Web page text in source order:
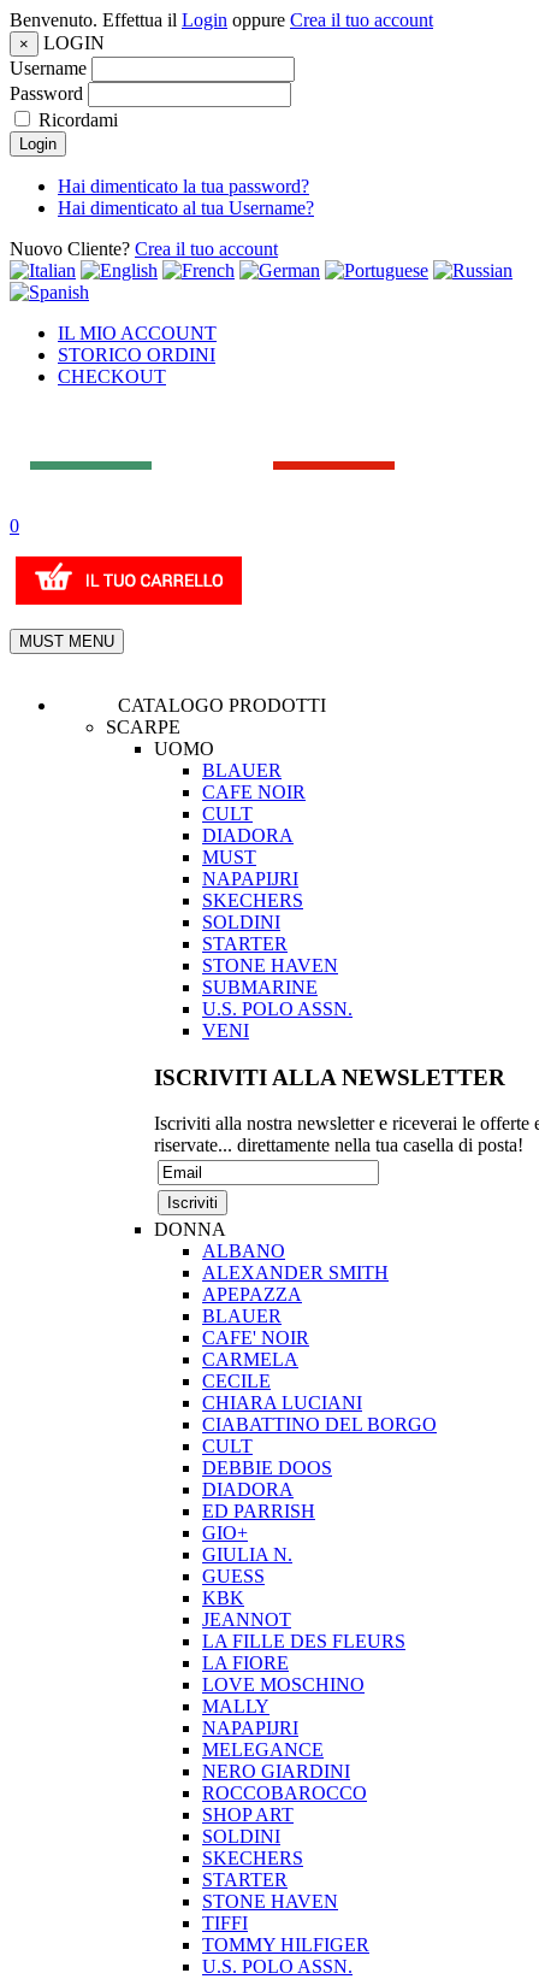
Benvenuto. Effettua il Login oppure Crea il tuo account
×
LOGIN
Username
Password
Ricordami
Login
Hai dimenticato la tua password?
Hai dimenticato al tua Username?
Nuovo Cliente? Crea il tuo account
IL MIO ACCOUNT
STORICO ORDINI
CHECKOUT
0
MUST MENU
CATALOGO PRODOTTI
SCARPE
UOMO
BLAUER
CAFE NOIR
CULT
DIADORA
MUST
NAPAPIJRI
SKECHERS
SOLDINI
STARTER
STONE HAVEN
SUBMARINE
U.S. POLO ASSN.
VENI
ISCRIVITI ALLA NEWSLETTER
Iscriviti alla nostra newsletter e riceverai le offerte
riservate... direttamente nella tua casella di posta!
DONNA
ALBANO
ALEXANDER SMITH
APEPAZZA
BLAUER
CAFE' NOIR
CARMELA
CECILE
CHIARA LUCIANI
CIABATTINO DEL BORGO
CULT
DEBBIE DOOS
DIADORA
ED PARRISH
GIO+
GIULIA N.
GUESS
KBK
JEANNOT
LA FILLE DES FLEURS
LA FIORE
LOVE MOSCHINO
MALLY
NAPAPIJRI
MELEGANCE
NERO GIARDINI
ROCCOBAROCCO
SHOP ART
SOLDINI
SKECHERS
STARTER
STONE HAVEN
TIFFI
TOMMY HILFIGER
U.S. POLO ASSN.